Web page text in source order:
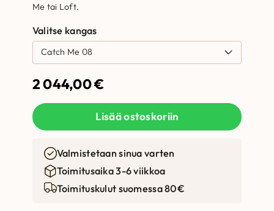
Me tai Loft.
Valitse kangas
2 044,00€
Lisää ostoskoriin
Valmistetaan sinua varten
Toimitusaika 3-6 viikkoa
Toimituskulut suomessa 80€